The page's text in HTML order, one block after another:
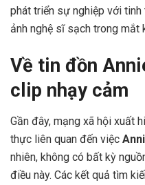
phát triển sự nghiệp với
ảnh nghệ sĩ sạch trong mắt
Về tin đồn
clip nhạy cảm
Gần đây, mạng xã hội xuất
thực liên quan đến việc
nhiên, không có bất kỳ
điều này. Các kết quả tìm